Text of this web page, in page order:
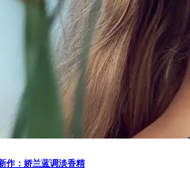
作：娇兰蓝调淡香精